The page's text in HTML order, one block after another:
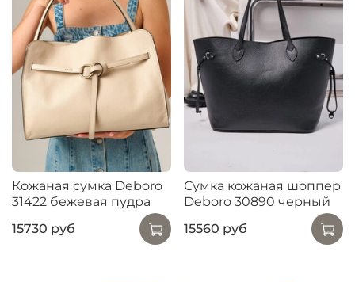
Кожаная сумка Deboro
31422 бежевая пудра
15730 руб
Сумка кожаная шоппер
Deboro 30890 черный
15560 руб